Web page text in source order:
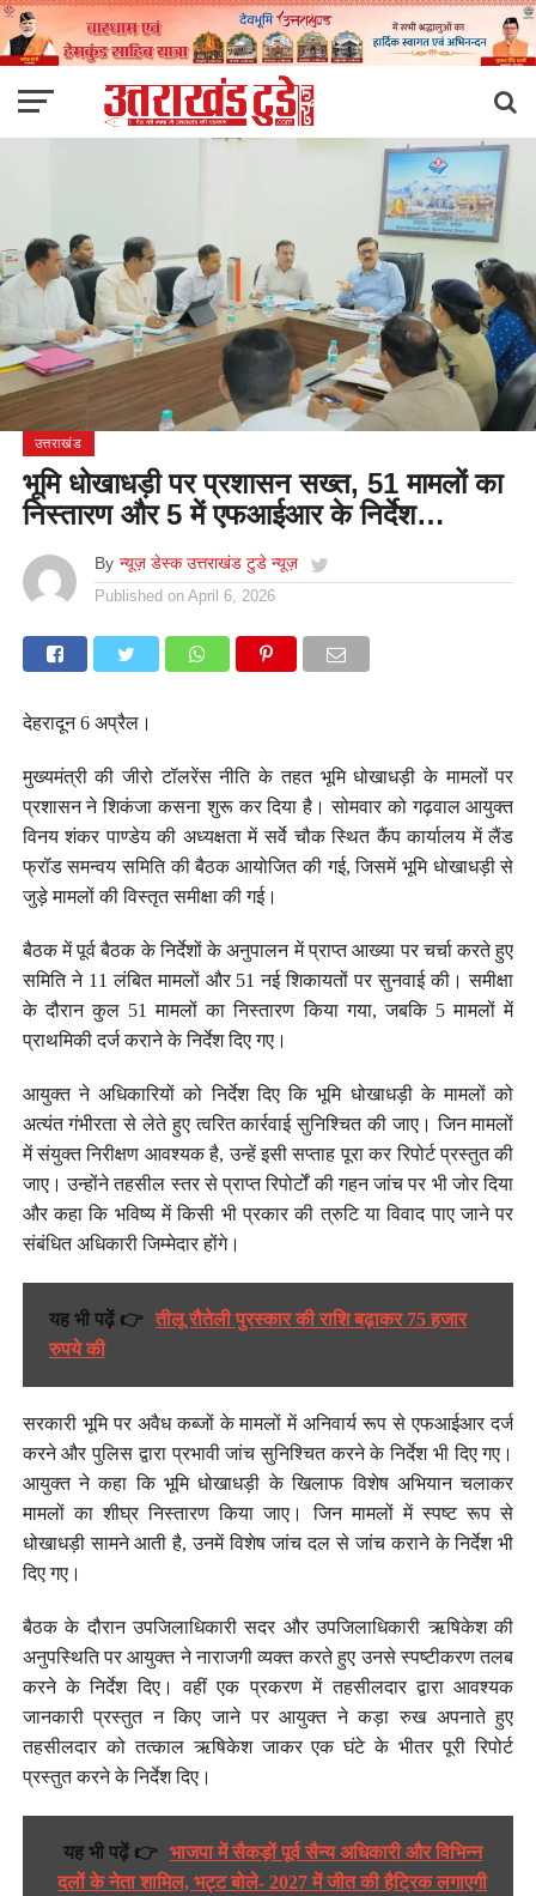
उत्तराखंड
भूमि धोखाधड़ी पर प्रशासन सख्त, 51 मामलों का
निस्तारण और 5 में एफआईआर के निर्देश…
By न्यूज़ डेस्क उत्तराखंड टुडे न्यूज़
Published on April 6, 2026
देहरादून 6 अप्रैल।
मुख्यमंत्री की जीरो टॉलरेंस नीति के तहत भूमि धोखाधड़ी के मामलों पर
प्रशासन ने शिकंजा कसना शुरू कर दिया है। सोमवार को गढ़वाल आयुक्त
विनय शंकर पाण्डेय की अध्यक्षता में सर्वे चौक स्थित कैंप कार्यालय में लैंड
फ्रॉड समन्वय समिति की बैठक आयोजित की गई, जिसमें भूमि धोखाधड़ी से
जुड़े मामलों की विस्तृत समीक्षा की गई।
बैठक में पूर्व बैठक के निर्देशों के अनुपालन में प्राप्त आख्या पर चर्चा करते हुए
समिति ने 11 लंबित मामलों और 51 नई शिकायतों पर सुनवाई की। समीक्षा
के दौरान कुल 51 मामलों का निस्तारण किया गया, जबकि 5 मामलों में
प्राथमिकी दर्ज कराने के निर्देश दिए गए।
आयुक्त ने अधिकारियों को निर्देश दिए कि भूमि धोखाधड़ी के मामलों को
अत्यंत गंभीरता से लेते हुए त्वरित कार्रवाई सुनिश्चित की जाए। जिन मामलों
में संयुक्त निरीक्षण आवश्यक है, उन्हें इसी सप्ताह पूरा कर रिपोर्ट प्रस्तुत की
जाए। उन्होंने तहसील स्तर से प्राप्त रिपोर्टों की गहन जांच पर भी जोर दिया
और कहा कि भविष्य में किसी भी प्रकार की त्रुटि या विवाद पाए जाने पर
संबंधित अधिकारी जिम्मेदार होंगे।
यह भी पढ़ें 👉 तीलू रौतेली पुरस्कार की राशि बढ़ाकर 75 हजार
रुपये की
सरकारी भूमि पर अवैध कब्जों के मामलों में अनिवार्य रूप से एफआईआर दर्ज
करने और पुलिस द्वारा प्रभावी जांच सुनिश्चित करने के निर्देश भी दिए गए।
आयुक्त ने कहा कि भूमि धोखाधड़ी के खिलाफ विशेष अभियान चलाकर
मामलों का शीघ्र निस्तारण किया जाए। जिन मामलों में स्पष्ट रूप से
धोखाधड़ी सामने आती है, उनमें विशेष जांच दल से जांच कराने के निर्देश भी
दिए गए।
बैठक के दौरान उपजिलाधिकारी सदर और उपजिलाधिकारी ऋषिकेश की
अनुपस्थिति पर आयुक्त ने नाराजगी व्यक्त करते हुए उनसे स्पष्टीकरण तलब
करने के निर्देश दिए। वहीं एक प्रकरण में तहसीलदार द्वारा आवश्यक
जानकारी प्रस्तुत न किए जाने पर आयुक्त ने कड़ा रुख अपनाते हुए
तहसीलदार को तत्काल ऋषिकेश जाकर एक घंटे के भीतर पूरी रिपोर्ट
प्रस्तुत करने के निर्देश दिए।
यह भी पढ़ें 👉 भाजपा में सैकड़ों पूर्व सैन्य अधिकारी और विभिन्न
दलों के नेता शामिल, भट्ट बोले- 2027 में जीत की हैट्रिक लगाएगी